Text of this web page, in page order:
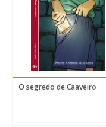
O segredo de Caaveiro